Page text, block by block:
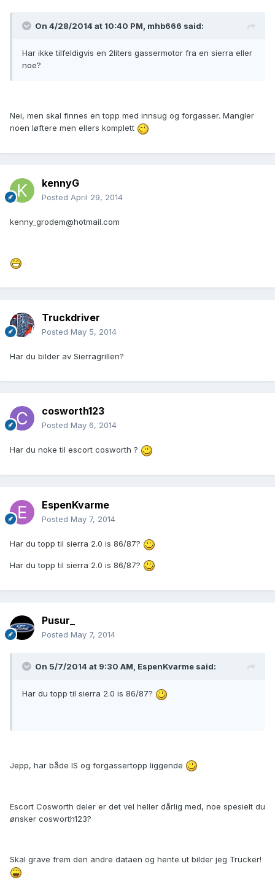
On 4/28/2014 at 10:40 PM, mhb666 said:
Har ikke tilfeldigvis en 2liters gassermotor fra en sierra eller
noe?
Nei, men skal finnes en topp med innsug og forgasser. Mangler
noen løftere men ellers komplett
kennyG
Posted April 29, 2014
kenny_grodem@hotmail.com
Truckdriver
Posted May 5, 2014
Har du bilder av Sierragrillen?
cosworth123
Posted May 6, 2014
Har du noke til escort cosworth ?
EspenKvarme
Posted May 7, 2014
Har du topp til sierra 2.0 is 86/87?
Har du topp til sierra 2.0 is 86/87?
Pusur_
Posted May 7, 2014
On 5/7/2014 at 9:30 AM, EspenKvarme said:
Har du topp til sierra 2.0 is 86/87?
Jepp, har både IS og forgassertopp liggende
Escort Cosworth deler er det vel heller dårlig med, noe spesielt du
ønsker cosworth123?
Skal grave frem den andre dataen og hente ut bilder jeg Trucker!